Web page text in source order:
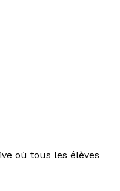
où tous les élèves